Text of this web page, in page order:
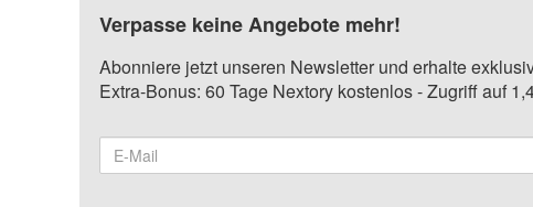
Verpasse keine Angebote mehr!
Abonniere jetzt unseren Newsletter und erhalte
Extra-Bonus: 60 Tage Nextory kostenlos - Zugriff auf